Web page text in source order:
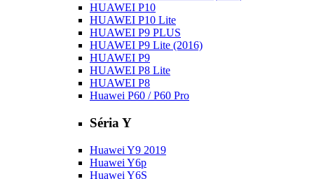
HUAWEI P10
HUAWEI P10 Lite
HUAWEI P9 PLUS
HUAWEI P9 Lite (2016)
HUAWEI P9
HUAWEI P8 Lite
HUAWEI P8
Huawei P60 / P60 Pro
Séria Y
Huawei Y9 2019
Huawei Y6p
Huawei Y6S